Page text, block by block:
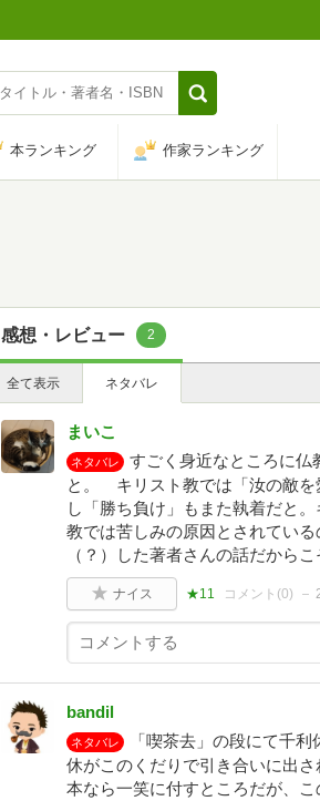
本ランキング 作家ランキング
感想・レビュー 2
全て表示 ネタバレ
まいこ
ネタバレ
すごく身近なところに仏
と。 キリスト教では「汝の敵を
し「勝ち負け」もまた執着だと
教では苦しみの原因とされてい
（？）した著者さんの話だから
ナイス ★11 コメント(0)
bandil
ネタバレ
「喫茶去」の段にて千
休がこのくだりで引き合いに出
本なら一笑に付すところだが、